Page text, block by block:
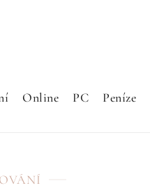
Online PC Peníze